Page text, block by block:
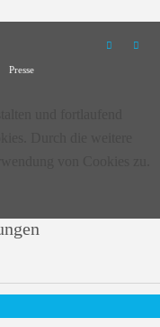
Presse